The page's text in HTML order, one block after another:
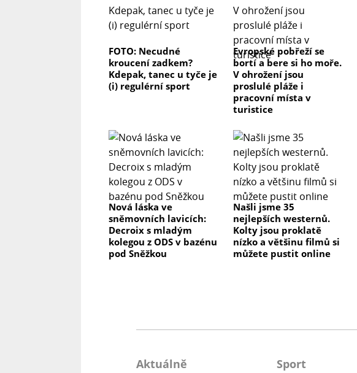
FOTO: Necudné
kroucení zadkem?
Kdepak, tanec u tyče je
(i) regulérní sport
Evropské pobřeží se
bortí a bere si ho moře.
V ohrožení jsou
proslulé pláže i
pracovní místa v
turistice
Nová láska ve
sněmovních lavicích:
Decroix s mladým
kolegou z ODS v bazénu
pod Sněžkou
Našli jsme 35
nejlepších westernů.
Kolty jsou proklatě
nízko a většinu filmů si
můžete pustit online
Aktuálně Sport